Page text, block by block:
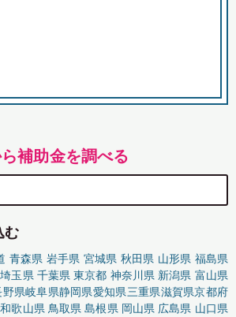
補助金を調べる
む
青森県 岩手県 宮城県 秋田県 山形県 福島県
埼玉県 千葉県 東京都 神奈川県 新潟県 富山県
野県岐阜県静岡県愛知県三重県滋賀県京都府
和歌山県 鳥取県 島根県 岡山県 広島県 山口県